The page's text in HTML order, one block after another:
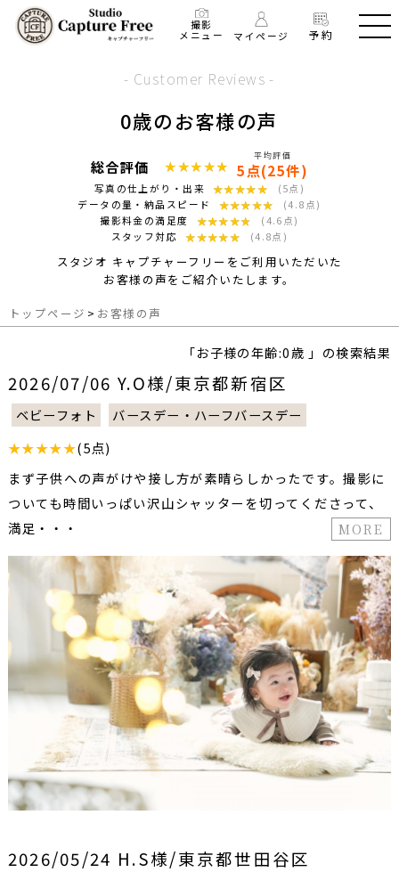
予約
マイページ
撮影
メニュー
- Customer Reviews -
0歳のお客様の声
総合評価 ★★★★★
★★★★★
平均評価
5点(25件)
写真の仕上がり・出来 ★★★★★
★★★★★
(5点)
データの量・納品スピード
★★★★★
★★★★★
(4.8点)
撮影料金の満足度
★★★★★
★★★★★
(4.6点)
スタッフ対応
★★★★★
★★★★★ (4.8点)
スタジオ キャプチャーフリーをご利用いただいた
お客様の声をご紹介いたします。
トップページ > お客様の声
「お子様の年齢:0歳 」の検索結果
2026/07/06 Y.O様/東京都新宿区
ベビーフォト
バースデー・ハーフバースデー
★★★★★(5点)
まず子供への声がけや接し方が素晴らしかったです。撮影に
ついても時間いっぱい沢山シャッターを切ってくださって、
満足・・・
MORE
2026/05/24 H.S様/東京都世田谷区